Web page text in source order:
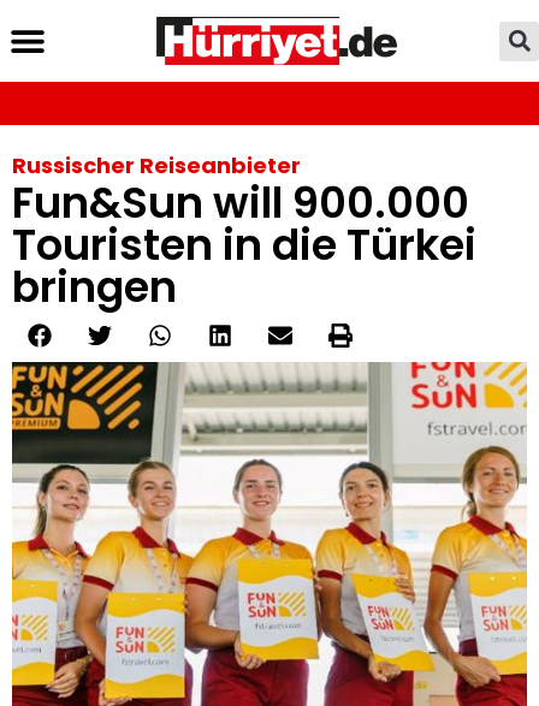
Russischer Reiseanbieter
Fun&Sun will 900.000
Touristen in die Türkei
bringen